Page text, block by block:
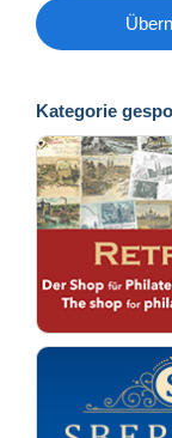
Kategorie